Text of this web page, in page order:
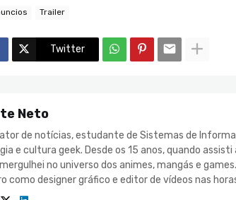
Trailer
Twitter
Neto
de notícias, estudante de Sistemas de
e cultura geek. Desde os 15 anos, quando
no universo dos animes, mangás e
como designer gráfico e editor de vídeos nas